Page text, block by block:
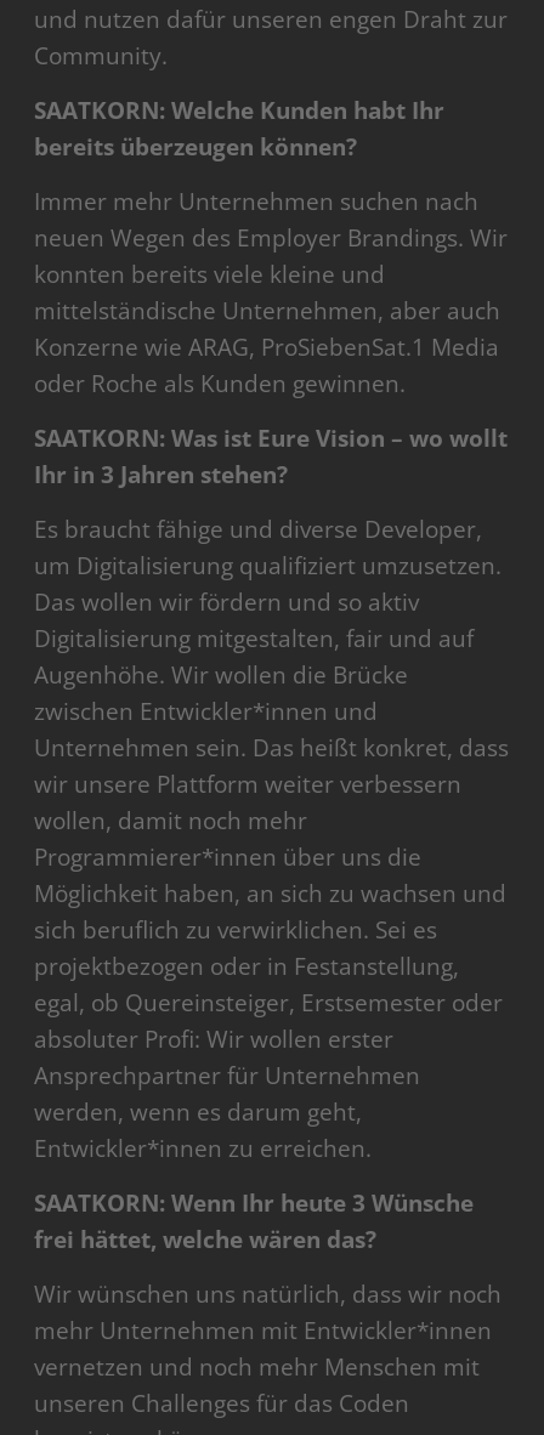
und nutzen dafür unseren engen Draht zur
Community.
SAATKORN: Welche Kunden habt Ihr
bereits überzeugen können?
Immer mehr Unternehmen suchen nach
neuen Wegen des Employer Brandings. Wir
konnten bereits viele kleine und
mittelständische Unternehmen, aber auch
Konzerne wie ARAG, ProSiebenSat.1 Media
oder Roche als Kunden gewinnen.
SAATKORN: Was ist Eure Vision – wo wollt
Ihr in 3 Jahren stehen?
Es braucht fähige und diverse Developer,
um Digitalisierung qualifiziert umzusetzen.
Das wollen wir fördern und so aktiv
Digitalisierung mitgestalten, fair und auf
Augenhöhe. Wir wollen die Brücke
zwischen Entwickler*innen und
Unternehmen sein. Das heißt konkret, dass
wir unsere Plattform weiter verbessern
wollen, damit noch mehr
Programmierer*innen über uns die
Möglichkeit haben, an sich zu wachsen und
sich beruflich zu verwirklichen. Sei es
projektbezogen oder in Festanstellung,
egal, ob Quereinsteiger, Erstsemester oder
absoluter Profi: Wir wollen erster
Ansprechpartner für Unternehmen
werden, wenn es darum geht,
Entwickler*innen zu erreichen.
SAATKORN: Wenn Ihr heute 3 Wünsche
frei hättet, welche wären das?
Wir wünschen uns natürlich, dass wir noch
mehr Unternehmen mit Entwickler*innen
vernetzen und noch mehr Menschen mit
unseren Challenges für das Coden